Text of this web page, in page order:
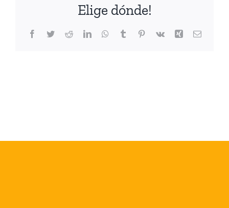
Elige dónde!
Facebook
TwitterRedditLinkedInWhatsApp
TumblrPinterest
Vk Xing Correo